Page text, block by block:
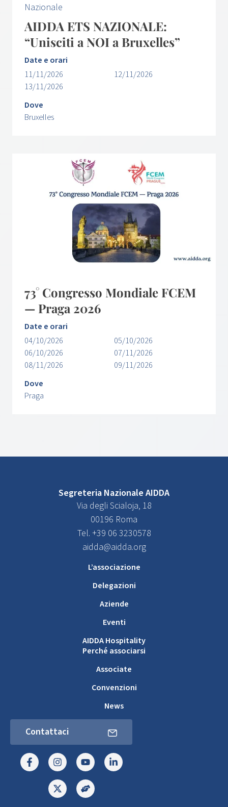
Nazionale
AIDDA ETS NAZIONALE:
“Unisciti a NOI a Bruxelles”
Date e orari
11/11/2026
12/11/2026
13/11/2026
Dove
Bruxelles
73° Congresso Mondiale FCEM
— Praga 2026
Date e orari
04/10/2026
05/10/2026
06/10/2026
07/11/2026
08/11/2026
09/11/2026
Dove
Praga
Segreteria Nazionale AIDDA
Via degli Scialoja, 18
00196 Roma
Tel. +39 06 3230578
aidda@aidda.org
L’associazione
Delegazioni
Aziende
Eventi
AIDDA Hospitality
Perché associarsi
Associate
Convenzioni
News
Contattaci